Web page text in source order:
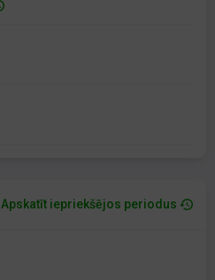
Apskatīt iepriekšējos periodus